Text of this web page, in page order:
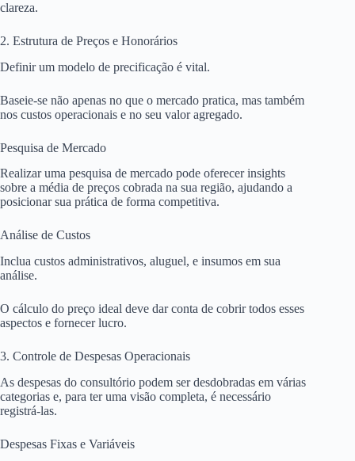
clareza.
2. Estrutura de Preços e Honorários
Definir um modelo de precificação é vital.
Baseie-se não apenas no que o mercado pratica, mas também
nos custos operacionais e no seu valor agregado.
Pesquisa de Mercado
Realizar uma pesquisa de mercado pode oferecer insights
sobre a média de preços cobrada na sua região, ajudando a
posicionar sua prática de forma competitiva.
Análise de Custos
Inclua custos administrativos, aluguel, e insumos em sua
análise.
O cálculo do preço ideal deve dar conta de cobrir todos esses
aspectos e fornecer lucro.
3. Controle de Despesas Operacionais
As despesas do consultório podem ser desdobradas em várias
categorias e, para ter uma visão completa, é necessário
registrá-las.
Despesas Fixas e Variáveis